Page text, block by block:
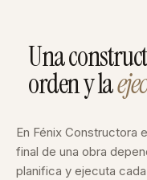
Una
orden y la
En Fénix Constructora
final de una obra
planifica y ejecuta